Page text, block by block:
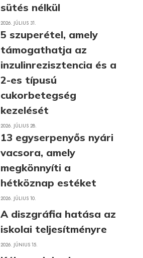
sütés nélkül
2026. JÚLIUS 31.
5 szuperétel, amely
támogathatja az
inzulinrezisztencia és a
2-es típusú
cukorbetegség
kezelését
2026. JÚLIUS 28.
13 egyserpenyős nyári
vacsora, amely
megkönnyíti a
hétköznap estéket
2026. JÚLIUS 10.
A diszgráfia hatása az
iskolai teljesítményre
2026. JÚNIUS 15.